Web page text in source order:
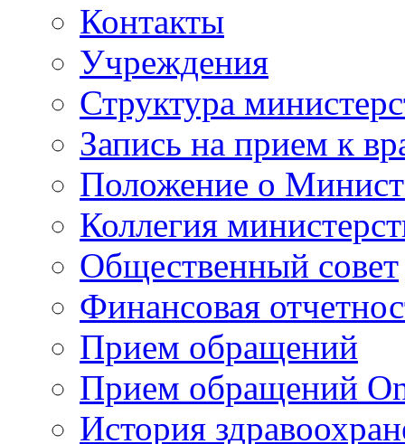
Контакты
Учреждения
Структура
Запись на прием к
Положение о
Коллегия
Общественный совет
Финансовая
Прием обращений
Прием обращений
История